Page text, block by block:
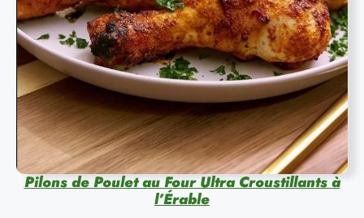
Pilons de Poulet au Four Ultra Croustillants à
l’Érable